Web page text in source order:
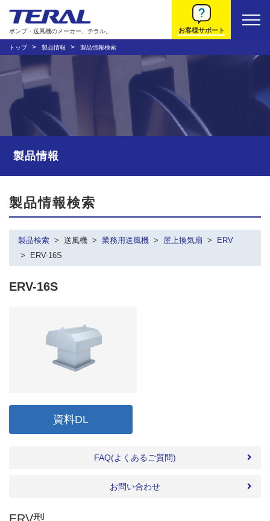
ポンプ・送風機のメーカー、テラル。 お客様サポート
トップ 製品情報 製品情報検索
製品情報
製品情報検索
製品検索 送風機 業務用送風機 屋上換気扇
ERV
ERV-16S
ERV-16S
資料DL
FAQ(よくあるご質問)
お問い合わせ